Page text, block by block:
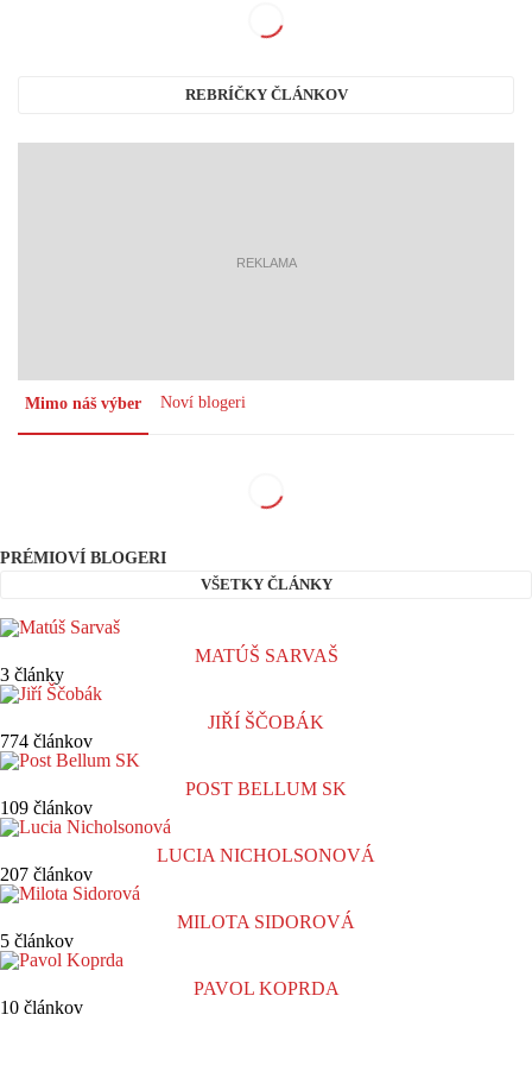
REBRÍČKY ČLÁNKOV
reklama
Mimo náš výber Noví blogeri
PRÉMIOVÍ BLOGERI
VŠETKY ČLÁNKY
MATÚŠ SARVAŠ
3 články
JIŘÍ ŠČOBÁK
774 článkov
POST BELLUM SK
109 článkov
LUCIA NICHOLSONOVÁ
207 článkov
MILOTA SIDOROVÁ
5 článkov
PAVOL KOPRDA
10 článkov